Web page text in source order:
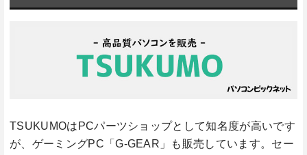
TSUKUMOはPCパーツショップとして知名度が高いです
が、ゲーミングPC「G-GEAR」も販売しています。セー